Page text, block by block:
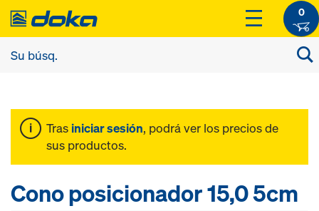
0
Tras iniciar sesión, podrá ver los precios de
sus productos.
Cono posicionador 15,0 5cm